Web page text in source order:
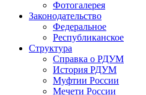
Фотогалерея
Законодательство
Федеральное
Республиканское
Структура
Справка о РДУМ
История РДУМ
Муфтии России
Мечети России